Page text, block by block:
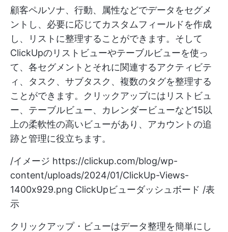
顧客ペルソナ、行動、属性などでデータをセグメ
ントし、必要に応じてカスタムフィールドを作成
し、リストに整理することができます。そして
ClickUpのリストビューやテーブルビューを使っ
て、各セグメントとそれに関連するアクティビテ
ィ、タスク、サブタスク、複数のタグを整理する
ことができます。クリックアップにはリストビュ
ー、テーブルビュー、カレンダービューなど15以
上の柔軟性の高いビューがあり、アカウントの追
跡と管理に役立ちます。
/イメージ https://clickup.com/blog/wp-
content/uploads/2024/01/ClickUp-Views-
1400x929.png ClickUpビューダッシュボード /表
示
クリックアップ・ビューはデータ整理を簡単にし